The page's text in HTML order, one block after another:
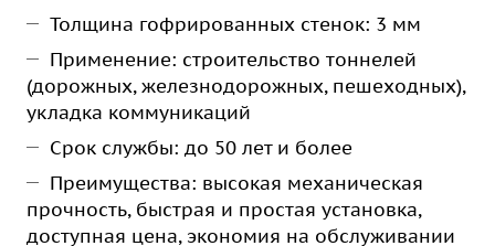
Толщина гофрированных стенок: 3 мм
Применение: строительство тоннелей
(дорожных, железнодорожных, пешеходных),
укладка коммуникаций
Срок службы: до 50 лет и более
Преимущества: высокая механическая
прочность, быстрая и простая установка,
доступная цена, экономия на обслуживании